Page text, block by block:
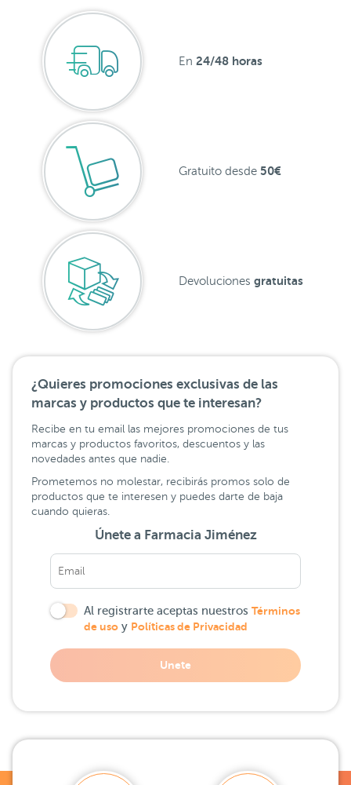
En 24/48 horas
Gratuito desde 50€
Devoluciones gratuitas
¿Quieres promociones exclusivas de las
marcas y productos que te interesan?
Recibe en tu email las mejores promociones de tus
marcas y productos favoritos, descuentos y las
novedades antes que nadie.
Prometemos no molestar, recibirás promos solo de
productos que te interesen y puedes darte de baja
cuando quieras.
Únete a Farmacia Jiménez
Al registrarte aceptas nuestros Términos
de uso y Políticas de Privacidad
Unete